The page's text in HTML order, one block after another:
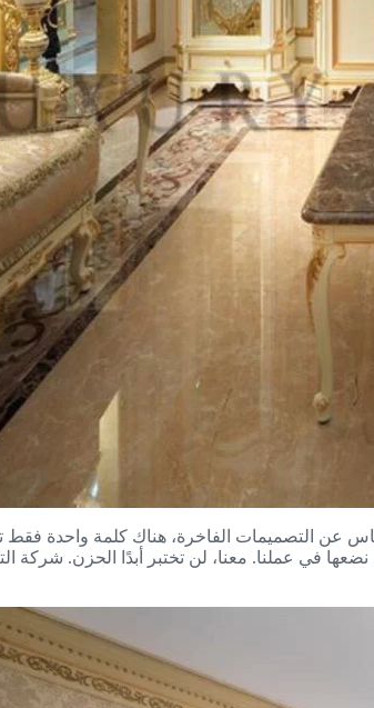
عن التصميمات الفاخرة، هناك كلمة واحدة فقط
في عملنا. معنا، لن تختبر أبدًا الحزن. شركة